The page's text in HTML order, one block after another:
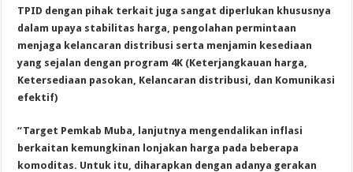
TPID dengan pihak terkait juga sangat diperlukan khususnya
dalam upaya stabilitas harga, pengolahan permintaan
menjaga kelancaran distribusi serta menjamin kesediaan
yang sejalan dengan program 4K (Keterjangkauan harga,
Ketersediaan pasokan, Kelancaran distribusi, dan Komunikasi
efektif)
“Target Pemkab Muba, lanjutnya mengendalikan inflasi
berkaitan kemungkinan lonjakan harga pada beberapa
komoditas. Untuk itu, diharapkan dengan adanya gerakan